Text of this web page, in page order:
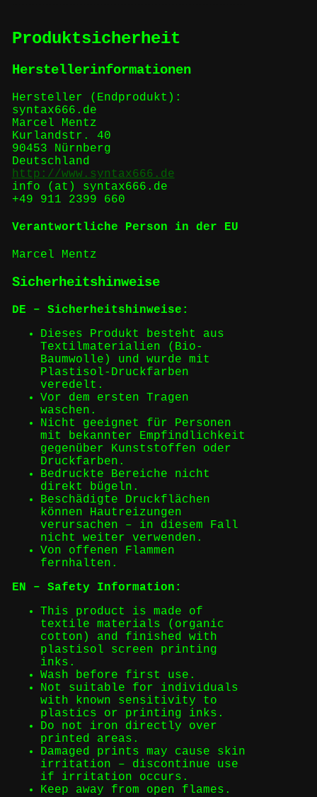
Produktsicherheit
Herstellerinformationen
Hersteller (Endprodukt):
syntax666.de
Marcel Mentz
Kurlandstr. 40
90453 Nürnberg
Deutschland
http://www.syntax666.de
info (at) syntax666.de
+49 911 2399 660
Verantwortliche Person in der EU
Marcel Mentz
Sicherheitshinweise
DE – Sicherheitshinweise:
Dieses Produkt besteht aus
Textilmaterialien (Bio-
Baumwolle) und wurde mit
Plastisol-Druckfarben
veredelt.
Vor dem ersten Tragen
waschen.
Nicht geeignet für Personen
mit bekannter Empfindlichkeit
gegenüber Kunststoffen oder
Druckfarben.
Bedruckte Bereiche nicht
direkt bügeln.
Beschädigte Druckflächen
können Hautreizungen
verursachen – in diesem Fall
nicht weiter verwenden.
Von offenen Flammen
fernhalten.
EN – Safety Information:
This product is made of
textile materials (organic
cotton) and finished with
plastisol screen printing
inks.
Wash before first use.
Not suitable for individuals
with known sensitivity to
plastics or printing inks.
Do not iron directly over
printed areas.
Damaged prints may cause skin
irritation – discontinue use
if irritation occurs.
Keep away from open flames.